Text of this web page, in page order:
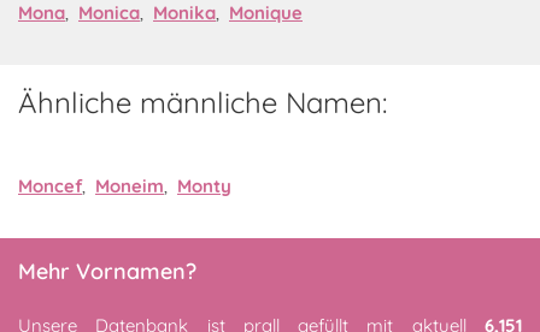
Mona, Monica, Monika, Monique
Ähnliche männliche Namen:
Moncef, Moneim, Monty
Mehr Vornamen?
Unsere Datenbank ist prall gefüllt mit aktuell 6,151